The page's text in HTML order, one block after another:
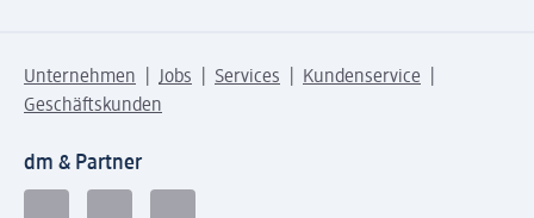
Unternehmen Jobs Services
Kundenservice
Geschäftskunden
dm & Partner